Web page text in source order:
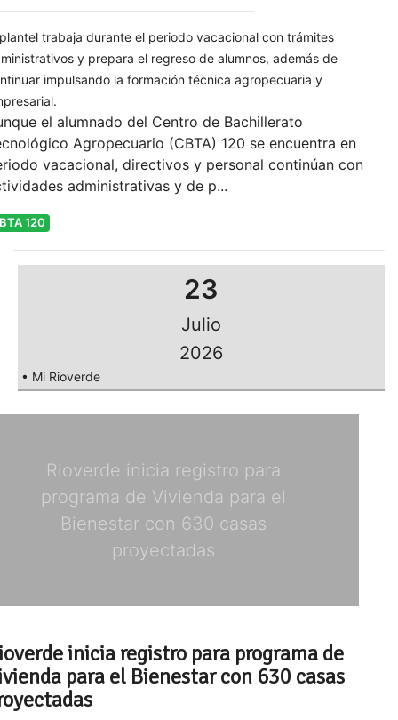
trabaja durante el periodo vacacional con trámites
y prepara el regreso de alumnos, además de
impulsando la formación técnica agropecuaria y
el alumnado del Centro de Bachillerato
Agropecuario (CBTA) 120 se encuentra en
vacacional, directivos y personal continúan con
administrativas y de p...
120
23
Julio
2026
• Mi Rioverde
Rioverde inicia registro para
programa de Vivienda para el
Bienestar con 630 casas
proyectadas
inicia registro para programa de
para el Bienestar con 630 casas